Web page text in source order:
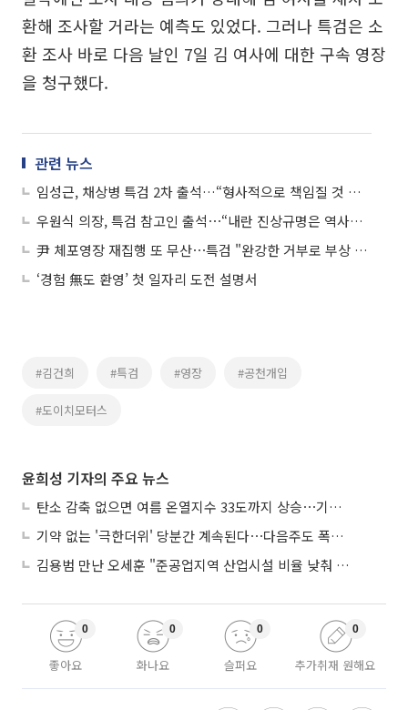
환해 조사할 거라는 예측도 있었다. 그러나 특검은 소
환 조사 바로 다음 날인 7일 김 여사에 대한 구속 영장
을 청구했다.
관련 뉴스
임성근, 채상병 특검 2차 출석…“형사적으로 책임질 것 없다”
우원식 의장, 특검 참고인 출석⋯“내란 진상규명은 역사적 책임”
尹 체포영장 재집행 또 무산⋯특검 "완강한 거부로 부상 우려"
‘경험 無도 환영’ 첫 일자리 도전 설명서
#김건희 #특검 #영장 #공천개입
#도이치모터스
윤희성 기자의 주요 뉴스
탄소 감축 없으면 여름 온열지수 33도까지 상승⋯기상청, 2100년 미래전망
기약 없는 '극한더위' 당분간 계속된다⋯다음주도 폭염·열대야 지속
김용범 만난 오세훈 "준공업지역 산업시설 비율 낮춰 공급 늘려야"
좋아요
0
화나요
0
슬퍼요
0
추가취재 원해요
0